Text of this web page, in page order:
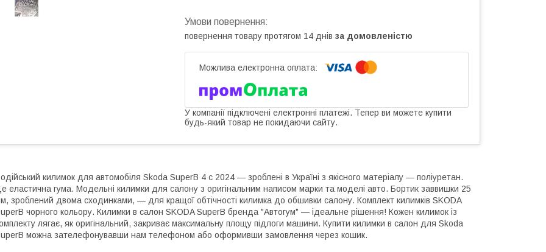
повернення товару протягом 14 днів за домовленістю
У компанії підключені електронні платежі. Тепер ви можете купити
будь-який товар не покидаючи сайту.
килимок для автомобіля Skoda SuperB 4 c 2024 — зроблені в Україні з якісного матеріалу — поліуретан.
еластична гума. Модельні килимки для салону з оригінальним написом марки та моделі авто. Бортик заввишки 25
зроблений двома сходинками, — для кращої обтічності килимка до обшивки салону. Комплект килимків SKODA
чорного кольору. Килимки в салон SKODA SuperB бренда "Автогум" — ідеальне рішення! Кожен килимок із
лягає, як оригінальний, закриває максимальну площу підлоги машини. Купити килимки в салон для Skoda
можна зателефонувавши нам телефоном або оформивши замовлення через кошик.